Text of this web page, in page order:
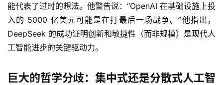
能代表了过时的想法。他警告说：“OpenAI 在基础设施上投
入的 5000 亿美元可能是在打最后一场战争。”他指出，
DeepSeek 的成功证明创新和敏捷性（而非规模）是现代人
工智能进步的关键驱动力。
巨大的哲学分歧：集中式还是分散式人工智